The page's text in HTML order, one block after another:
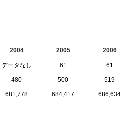
2004 2005 2006
データなし 61 61
480 500 519
681,778 684,417 686,634